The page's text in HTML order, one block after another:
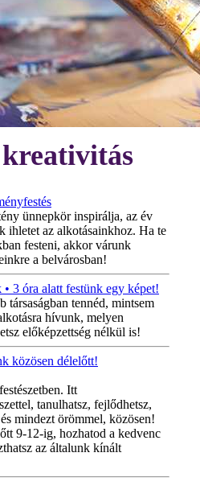
ünnepkör inspirálja, az év
ihletet az alkotásainkhoz. Ha te
festeni, akkor várunk
a belvárosban!
• 3 óra alatt festünk egy képet!
társaságban tennéd, mintsem
hívunk, melyen
előképzettség nélkül is!
közösen délelőtt!
Itt
tanulhatsz, fejlődhetsz,
mindezt örömmel, közösen!
9-12-ig, hozhatod a kedvenc
az általunk kínált